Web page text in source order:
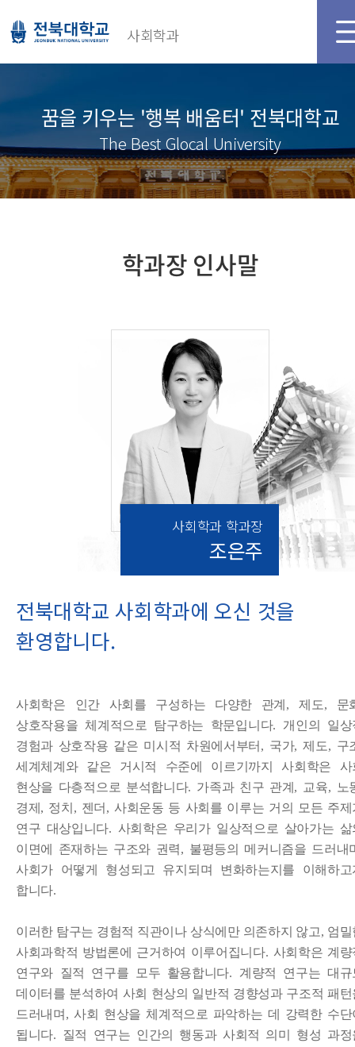
사회학과
꿈을 키우는 '행복 배움터' 전북대학교
The Best Glocal University
학과장 인사말
사회학과 학과장
조은주
전북대학교 사회학과에 오신 것을
환영합니다.
사회학은 인간 사회를 구성하는 다양한 관계 ,제도, 문
상호작용을 체계적으로 탐구하는 학문입니다. 개인의 일상
경험과 상호작용 같은 미시적 차원에서부터 , 국가,제도, 구
세계체계와 같은 거시적 수준에 이르기까지 사회학은 사
현상을 다층적으로 분석합니다. 가족과 친구 관계 , 교육,
노
경제 , 정치 , 젠더 , 사회운동 등 사회를 이루는 거의 모든 주제
연구 대상입니다. 사회학은 우리가 일상적으로 살아가는 삶
이면에 존재하는 구조와 권력, 불평등의 메커니즘을 드러내
사회가 어떻게 형성되고 유지되며 변화하는지를 이해하고
합니다.
이러한 탐구는 경험적 직관이나 상식에만 의존하지 않고, 엄밀
사회과학적 방법론에 근거하여 이루어집니다. 사회학은 계량
연구와 질적 연구를 모두 활용합니다. 계량적 연구는 대규
데이터를 분석하여 사회 현상의 일반적 경향성과 구조적 패턴
드러내며 , 사회 현상을 체계적으로 파악하는 데 강력한 수단
됩니다.
질적 연구는 인간의 행동과 사회적 의미 형성 과정